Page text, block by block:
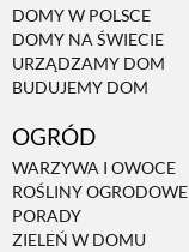
DOMY W POLSCE
DOMY NA ŚWIECIE
URZĄDZAMY DOM
BUDUJEMY DOM
OGRÓD
WARZYWA I OWOCE
ROŚLINY OGRODOWE
PORADY
ZIELEŃ W DOMU